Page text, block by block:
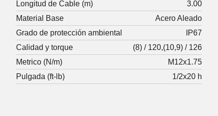
Longitud de Cable (m)
3.00
Material Base
Acero Aleado
Grado de protección ambiental
IP67
Calidad y torque
(8) / 120 (10,9) / 126
Metrico (N/m)
M12x1.75
Pulgada (ft-lb)
1/2x20 h